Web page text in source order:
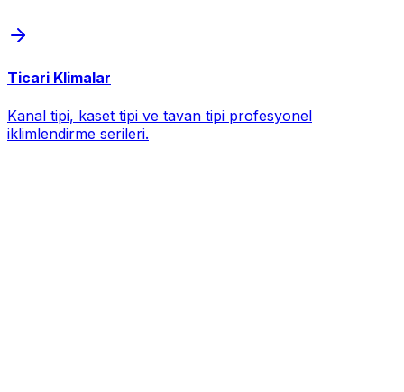
Ticari Klimalar
Kanal tipi, kaset tipi ve tavan tipi profesyonel
iklimlendirme serileri.